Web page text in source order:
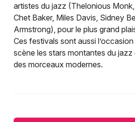
artistes du jazz (Thelonious
Chet Baker, Miles Davis, Sidney
Armstrong), pour le plus grand
Ces festivals sont aussi
scène les stars montantes du
des morceaux modernes.